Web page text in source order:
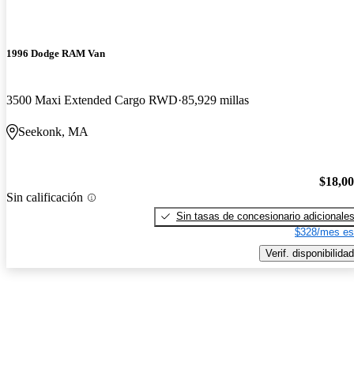
1996 Dodge RAM Van
3500 Maxi Extended Cargo RWD 85,929 millas
Seekonk, MA
Sin calificación
Sin tasas de concesionario adicionales
$328/mes
Verif. disponibilidad